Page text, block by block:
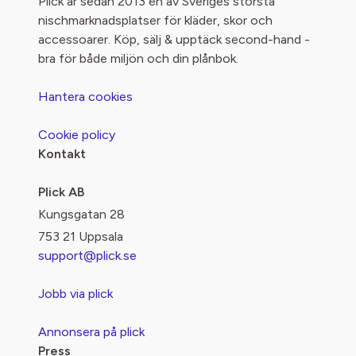
nischmarknadsplatser för kläder, skor och
accessoarer. Köp, sälj & upptäck second-hand -
bra för både miljön och din plånbok.
Hantera cookies
Cookie policy
Kontakt
Plick AB
Kungsgatan 28
753 21 Uppsala
support@plick.se
Jobb via plick
Annonsera på plick
Press